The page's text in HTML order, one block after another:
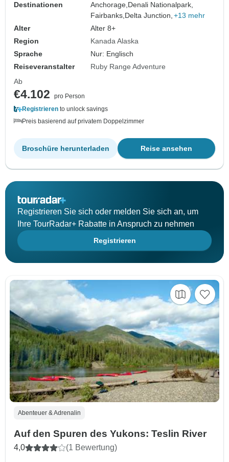
Destinationen
Anchorage, Denali Nationalpark,
Fairbanks, Delta Junction, +13 mehr
Alter
Alter 8+
Region
Kanada Alaska
Sprache
Nur: Englisch
Reiseveranstalter
Ruby Range Adventure
Ab
€4.102
pro Person
Registrieren to unlock savings
Preis basierend auf privatem Doppelzimmer
Reise ansehen
Broschüre herunterladen
Registrieren Sie sich oder melden Sie sich an, um
Ihre TourRadar+ Rabatte in Anspruch zu nehmen
Registrieren
Abenteuer & Adrenalin
Auf den Spuren des Yukons: Teslin River
4,0 (1 Bewertung)